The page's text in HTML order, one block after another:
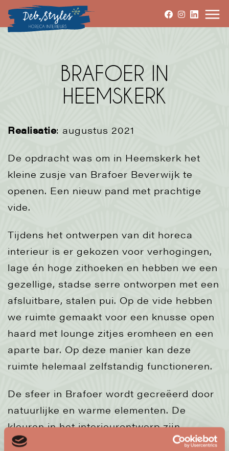
BRAFOER IN
HEEMSKERK
Realisatie: augustus 2021
De opdracht was om in Heemskerk het
kleine zusje van Brafoer Beverwijk te
openen. Een nieuw pand met prachtige
vide.
Tijdens het ontwerpen van dit horeca
interieur is er gekozen voor verhogingen,
lage én hoge zithoeken en hebben we een
gezellige, stadse serre ontworpen met een
afsluitbare, stalen pui. Op de vide hebben
we ruimte gemaakt voor een knusse open
haard met lounge zitjes eromheen en een
aparte bar. Op deze manier kan deze
ruimte helemaal zelfstandig functioneren.
De sfeer in Brafoer wordt gecreëerd door
natuurlijke en warme elementen. De
kleuren in het interieurontwerp zijn
geïnspireerd op de omgeving. We hebben